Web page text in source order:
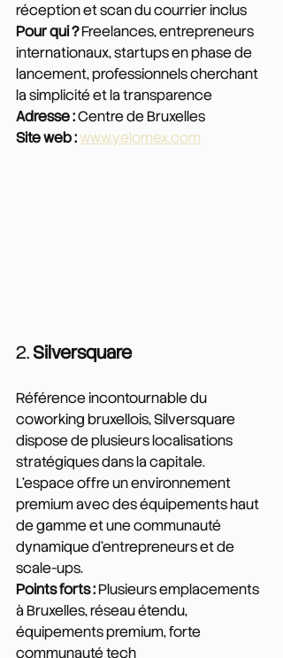
réception et scan du courrier inclus
Pour qui ? Freelances, entrepreneurs
internationaux, startups en phase de
lancement, professionnels cherchant
la simplicité et la transparence
Adresse : Centre de Bruxelles
Site web :www.yelomex.com
2. Silversquare
Référence incontournable du
coworking bruxellois, Silversquare
dispose de plusieurs localisations
stratégiques dans la capitale.
L'espace offre un environnement
premium avec des équipements haut
de gamme et une communauté
dynamique d'entrepreneurs et de
scale-ups.
Points forts : Plusieurs emplacements
à Bruxelles, réseau étendu,
équipements premium, forte
communauté tech